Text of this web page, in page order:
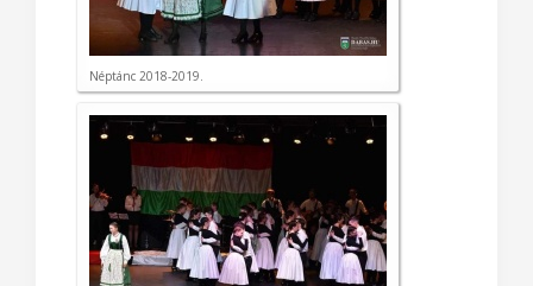
Néptánc 2018-2019.